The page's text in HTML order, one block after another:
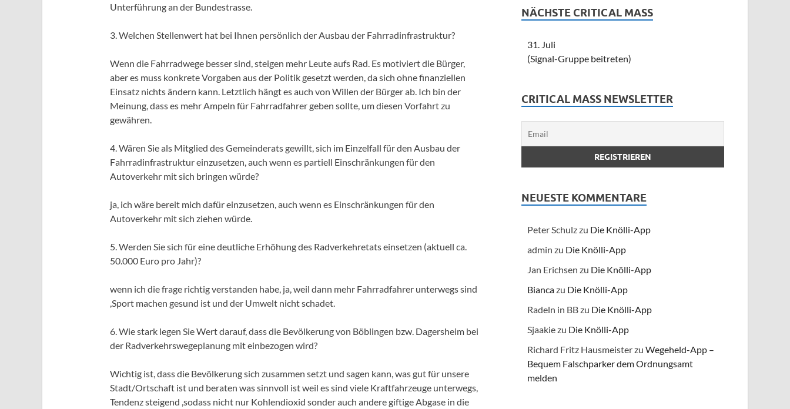
Unterführung an der Bundestrasse.
3. Welchen Stellenwert hat bei Ihnen persönlich der Ausbau der Fahrradinfrastruktur?
Wenn die Fahrradwege besser sind, steigen mehr Leute aufs Rad. Es motiviert die Bürger,
aber es muss konkrete Vorgaben aus der Politik gesetzt werden, da sich ohne finanziellen
Einsatz nichts ändern kann. Letztlich hängt es auch von Willen der Bürger ab. Ich bin der
Meinung, dass es mehr Ampeln für Fahrradfahrer geben sollte, um diesen Vorfahrt zu
gewähren.
4. Wären Sie als Mitglied des Gemeinderats gewillt, sich im Einzelfall für den Ausbau der
Fahrradinfrastruktur einzusetzen, auch wenn es partiell Einschränkungen für den
Autoverkehr mit sich bringen würde?
ja, ich wäre bereit mich dafür einzusetzen, auch wenn es Einschränkungen für den
Autoverkehr mit sich ziehen würde.
5. Werden Sie sich für eine deutliche Erhöhung des Radverkehretats einsetzen (aktuell ca.
50.000 Euro pro Jahr)?
wenn ich die frage richtig verstanden habe, ja, weil dann mehr Fahrradfahrer unterwegs sind
,Sport machen gesund ist und der Umwelt nicht schadet.
6. Wie stark legen Sie Wert darauf, dass die Bevölkerung von Böblingen bzw. Dagersheim bei
der Radverkehrswegeplanung mit einbezogen wird?
Wichtig ist, dass die Bevölkerung sich zusammen setzt und sagen kann, was gut für unsere
Stadt/Ortschaft ist und beraten was sinnvoll ist weil es sind viele Kraftfahrzeuge unterwegs,
Tendenz steigend ,sodass nicht nur Kohlendioxid sonder auch andere giftige Abgase in die
NÄCHSTE CRITICAL MASS
31. Juli
(Signal-Gruppe beitreten)
CRITICAL MASS NEWSLETTER
NEUESTE KOMMENTARE
Peter Schulzzu Die Knölli-App
admin zu Die Knölli-App
Jan Erichsen zu Die Knölli-App
Biancazu Die Knölli-App
Radeln in BBzu Die Knölli-App
Sjaakiezu Die Knölli-App
Richard Fritz HausmeisterzuWegeheld-App –
Bequem Falschparker dem Ordnungsamt
melden